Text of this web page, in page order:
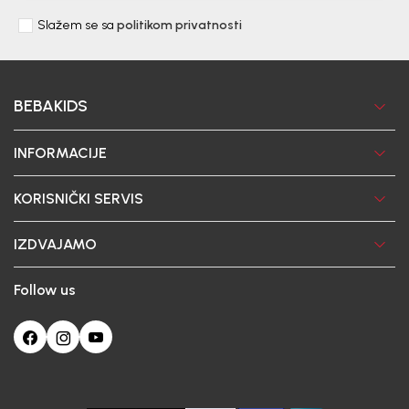
Slažem se sa politikom privatnosti
BEBAKIDS
INFORMACIJE
KORISNIČKI SERVIS
IZDVAJAMO
Follow us